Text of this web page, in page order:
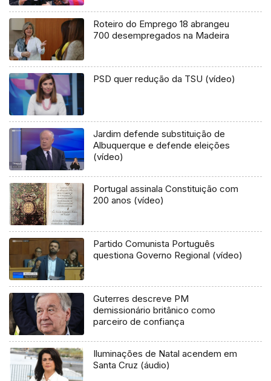
Roteiro do Emprego 18 abrangeu
700 desempregados na Madeira
PSD quer redução da TSU (vídeo)
Jardim defende substituição de
Albuquerque e defende eleições
(vídeo)
Portugal assinala Constituição com
200 anos (vídeo)
Partido Comunista Português
questiona Governo Regional (vídeo)
Guterres descreve PM
demissionário britânico como
parceiro de confiança
Iluminações de Natal acendem em
Santa Cruz (áudio)